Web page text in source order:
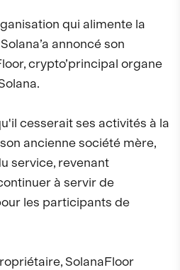
qui alimente la
annoncé son
crypto’principal organe
cesserait ses activités à la
ancienne société mère,
service, revenant
à servir de
les participants de
SolanaFloor